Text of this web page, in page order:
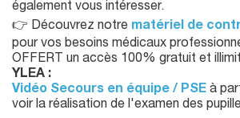
également vous intéresser.
👉 Découvrez notre matériel de
pour vos besoins médicaux
OFFERT un accès 100% gratuit et
YLEA :
Vidéo Secours en équipe / PSE à
voir la réalisation de l'examen des